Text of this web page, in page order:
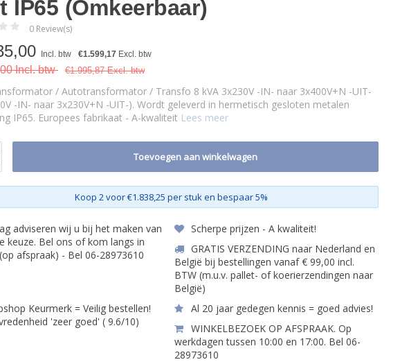
IP65 (Omkeerbaar)
0 Review(s)
Incl. btw €1.599,17 Excl. btw
Incl. btw €1.995,87 Excl. btw
/ Autotransformator / Transfo 8 kVA 3x230V -IN- naar 3x400V+N -UIT-
-IN- naar 3x230V+N -UIT-). Wordt geleverd in hermetisch gesloten metalen
IP65. Europees fabrikaat - A-kwaliteit Lees meer
Toevoegen aan winkelwagen
Koop 2 voor €1.838,25 per stuk en bespaar 5%
adviseren wij u bij het maken van
keuze. Bel ons of kom langs in
afspraak) - Bel 06-28973610
Scherpe prijzen - A kwaliteit!
GRATIS VERZENDING naar Nederland en
België bij bestellingen vanaf € 99,00 incl.
BTW (m.u.v. pallet- of koerierzendingen naar
België)
Keurmerk = Veilig bestellen!
'zeer goed' ( 9.6/10)
Al 20 jaar gedegen kennis = goed advies!
WINKELBEZOEK OP AFSPRAAK. Op
werkdagen tussen 10:00 en 17:00. Bel 06-
28973610